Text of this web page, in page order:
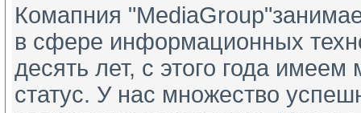
Комапния
в сфере информационных
десять лет, с этого года
статус. У нас множество